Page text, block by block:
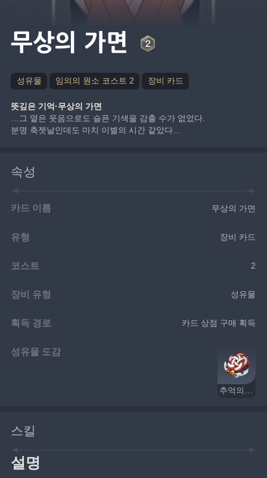
무상의 가면
성유물 임의의 원소 코스트 2 장비 카드
뜻깊은 기억·무상의 가면
…그 옅은 웃음으로도 슬픈 기색을 감출 수가 없었다.
분명 축젯날인데도 마치 이별의 시간 같았다…
속성
카드 이름 무상의 가면
유형 장비 카드
코스트 2
장비 유형 성유물
획득 경로 카드 상점 구매 획득
성유물 도감
추억의 시메나와
스킬
설명